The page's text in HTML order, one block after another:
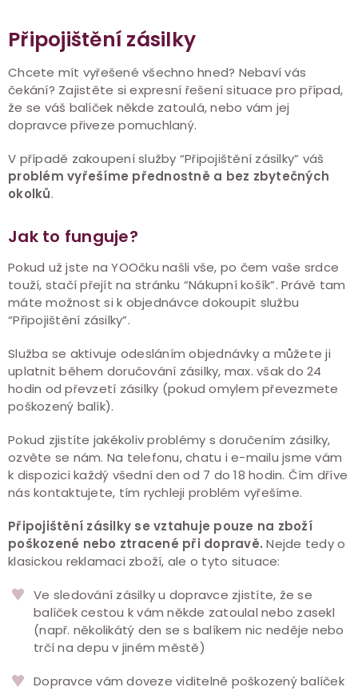
Připojištění zásilky
Chcete mít vyřešené všechno hned? Nebaví vás
čekání? Zajistěte si expresní řešení situace pro případ,
že se váš balíček někde zatoulá, nebo vám jej
dopravce přiveze pomuchlaný.
V případě zakoupení služby “Připojištění zásilky” váš
problém vyřešíme přednostně a bez zbytečných
okolků.
Jak to funguje?
Pokud už jste na YOOčku našli vše, po čem vaše srdce
touží, stačí přejít na stránku “Nákupní košík”. Právě tam
máte možnost si k objednávce dokoupit službu
“Připojištění zásilky”.
Služba se aktivuje odesláním objednávky a můžete ji
uplatnit během doručování zásilky, max. však do 24
hodin od převzetí zásilky (pokud omylem převezmete
poškozený balík).
Pokud zjistíte jakékoliv problémy s doručením zásilky,
ozvěte se nám. Na telefonu, chatu i e-mailu jsme vám
k dispozici každý všední den od 7 do 18 hodin. Čím dříve
nás kontaktujete, tím rychleji problém vyřešíme.
Připojištění zásilky se vztahuje pouze na zboží
poškozené nebo ztracené při dopravě. Nejde tedy o
klasickou reklamaci zboží, ale o tyto situace:
Ve sledování zásilky u dopravce zjistíte, že se
balíček cestou k vám někde zatoulal nebo zasekl
(např. několikátý den se s balíkem nic neděje nebo
trčí na depu v jiném městě)
Dopravce vám doveze viditelně poškozený balíček